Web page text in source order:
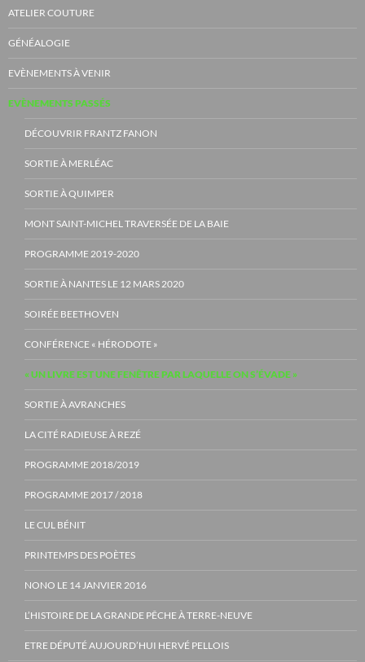
ATELIER COUTURE
GÉNÉALOGIE
EVÈNEMENTS À VENIR
EVÈNEMENTS PASSÉS
DÉCOUVRIR FRANTZ FANON
SORTIE À MERLÉAC
SORTIE À QUIMPER
MONT SAINT-MICHEL TRAVERSÉE DE LA BAIE
PROGRAMME 2019-2020
SORTIE À NANTES LE 12 MARS 2020
SOIRÉE BEETHOVEN
CONFÉRENCE « HÉRODOTE »
« UN LIVRE EST UNE FENÊTRE PAR LAQUELLE ON S’ÉVADE »
SORTIE À AVRANCHES
LA CITÉ RADIEUSE À REZÉ
PROGRAMME 2018/2019
PROGRAMME 2017 / 2018
LE CUL BÉNIT
PRINTEMPS DES POÈTES
NONO LE 14 JANVIER 2016
L’HISTOIRE DE LA GRANDE PÊCHE À TERRE-NEUVE
ETRE DÉPUTÉ AUJOURD’HUI HERVÉ PELLOIS